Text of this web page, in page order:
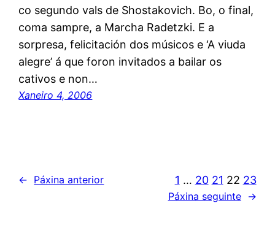
co segundo vals de Shostakovich. Bo, o final,
coma sampre, a Marcha Radetzki. E a
sorpresa, felicitación dos músicos e ‘A viuda
alegre’ á que foron invitados a bailar os
cativos e non…
Xaneiro 4, 2006
← Páxina anterior 1 … 20 21 22 23
Páxina seguinte →